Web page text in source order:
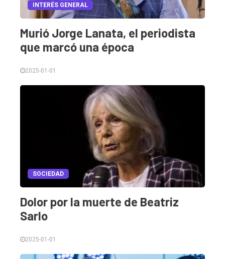
Deportes
Fúnebres
INTERÉS GENERAL
Murió Jorge Lanata, el periodista
que marcó una época
2025-01-01
SOCIEDAD
Dolor por la muerte de Beatriz
Sarlo
2025-01-01